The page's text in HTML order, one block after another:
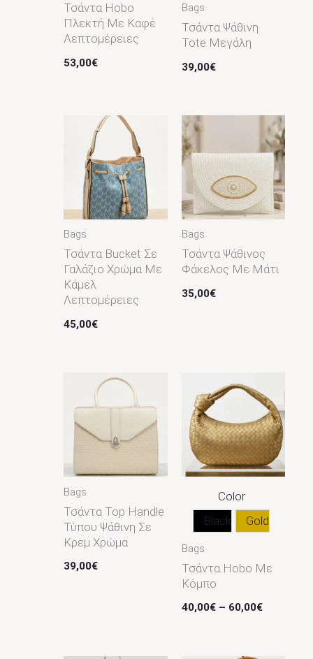
Τσάντα Hobo
Πλεκτή Με Καφέ
Λεπτομέρειες
53,00€
Bags
Τσάντα Ψάθινη
Tote Μεγάλη
39,00€
Bags
Τσάντα Bucket Σε
Γαλάζιο Χρώμα Με
Κάμελ
Λεπτομέρειες
45,00€
Bags
Τσάντα Ψάθινος
Φάκελος Με Μάτι
35,00€
Bags
Τσάντα Top Handle
Τύπου Ψάθινη Σε
Κρεμ Χρώμα
39,00€
Color
Black
Gold
Bags
Τσάντα Hobo Με
Κόμπο
40,00€ – 60,00€
40,00€
Through
60,00€